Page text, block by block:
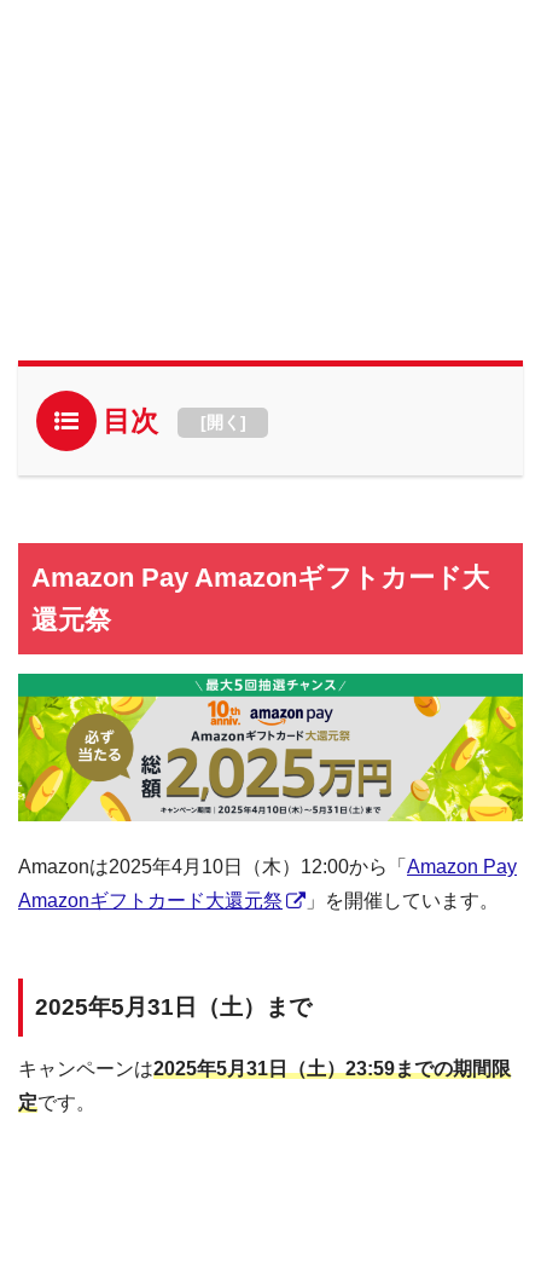
目次 [開く ]
Amazon Pay Amazonギフトカード大
還元祭
Amazonは2025年4月10日（木）12:00から「 Amazon Pay
Amazonギフトカード大還元祭
」を開催しています。
2025年5月31日（土）まで
キャンペーンは2025年5月31日（土）23:59までの期間限
定です。